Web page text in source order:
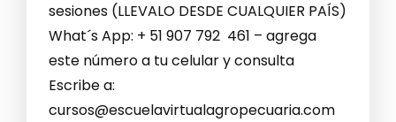
sesiones (LLEVALO DESDE CUALQUIER PAÍS)
What´s App: + 51 907 792 461 – agrega
este número a tu celular y consulta
Escribe a:
cursos@escuelavirtualagropecuaria.com